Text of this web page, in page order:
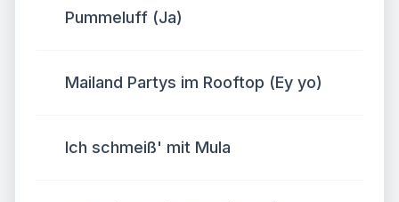
Pummeluff (Ja)
Mailand Partys im Rooftop (Ey yo)
Ich schmeiß' mit Mula